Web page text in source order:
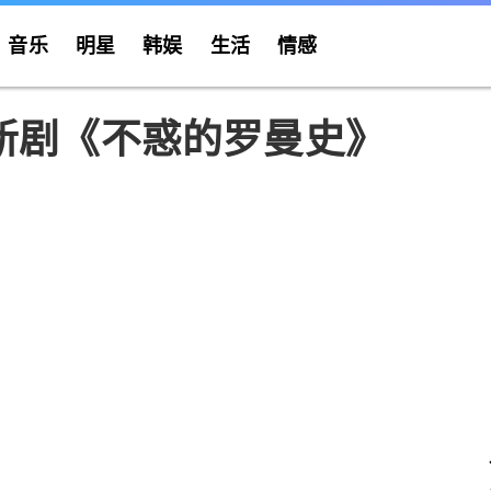
音乐 明星 韩娱 生活 情感
《不惑的罗曼史》